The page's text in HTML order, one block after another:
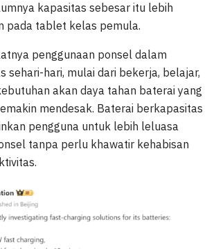
kapasitas sebesar itu lebih
pada tablet kelas pemula.
penggunaan ponsel dalam
sehari-hari, mulai dari bekerja, belajar,
akan daya tahan baterai yang
mendesak. Baterai berkapasitas
pengguna untuk lebih leluasa
tanpa perlu khawatir kehabisan